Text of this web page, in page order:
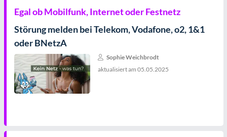
Egal ob Mobilfunk, Internet oder Festnetz
Störung melden bei Telekom, Vodafone, o2, 1&1
oder BNetzA
Sophie Weichbrodt
aktualisiert am 05.05.2025